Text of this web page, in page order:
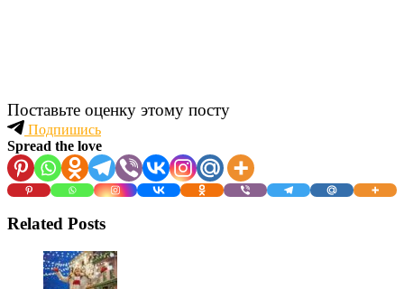
Поставьте оценку этому посту
Подпишись
Spread the love
Related Posts